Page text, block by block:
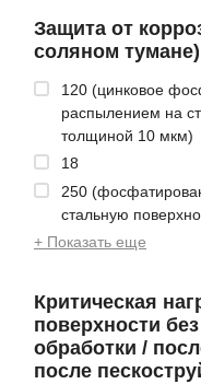
Защита от
соляном
120 (цинковое
распылением на
толщиной 10 мкм)
18
250
стальную
+ Показать еще
Критическая
поверхности
обработки /
после